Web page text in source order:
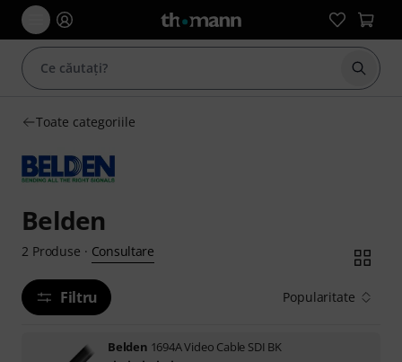
Toate categoriile
Belden
2 Produse · Consultare
Filtru Popularitate
Belden 1694A Video Cable SDI BK